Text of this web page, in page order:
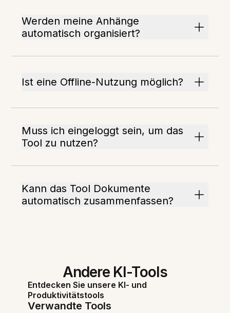
Werden meine Anhänge
automatisch organisiert?
Ist eine Offline-Nutzung möglich?
Muss ich eingeloggt sein, um das
Tool zu nutzen?
Kann das Tool Dokumente
automatisch zusammenfassen?
Andere KI-Tools
Entdecken Sie unsere KI- und
Produktivitätstools
Verwandte Tools